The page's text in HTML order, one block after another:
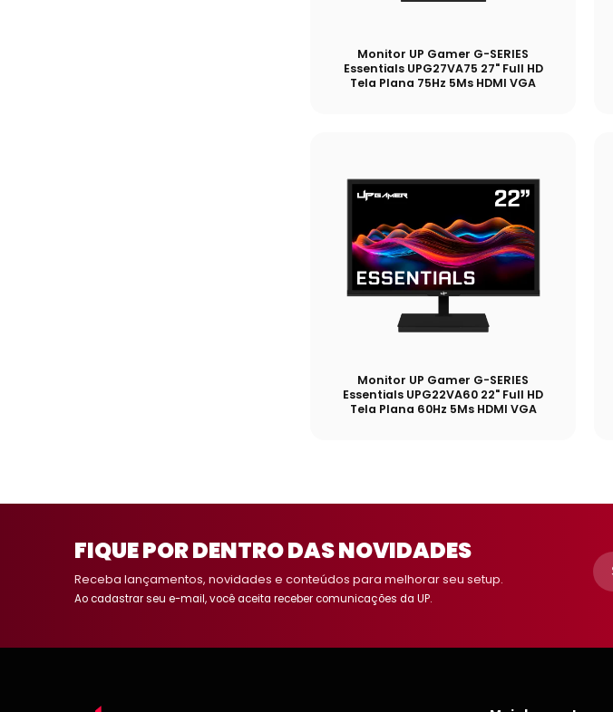
Monitor UP Gamer G-SERIES
Essentials UPG27VA75 27" Full HD
Tela Plana 75Hz 5Ms HDMI VGA
Monitor UP Gamer G-SERIES
Essentials UPG22VA60 22" Full HD
Tela Plana 60Hz 5Ms HDMI VGA
FIQUE POR DENTRO DAS NOVIDADES
Receba lançamentos, novidades e conteúdos para melhorar seu setup.
Ao cadastrar seu e-mail, você aceita receber comunicações da UP.